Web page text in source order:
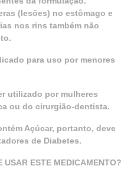
(lesões) no estômago e
nos rins também não
para uso por menores
utilizado por mulheres
ou do cirurgião-dentista.
Açúcar, portanto, deve
de Diabetes.
USAR ESTE MEDICAMENTO?